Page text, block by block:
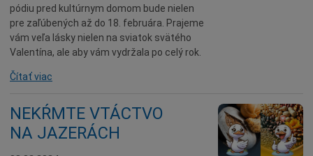
pódiu pred kultúrnym domom bude nielen
pre zaľúbených až do 18. februára. Prajeme
vám veľa lásky nielen na sviatok svätého
Valentína, ale aby vám vydržala po celý rok.
Čítať viac
NEKŔMTE VTÁCTVO
NA JAZERÁCH